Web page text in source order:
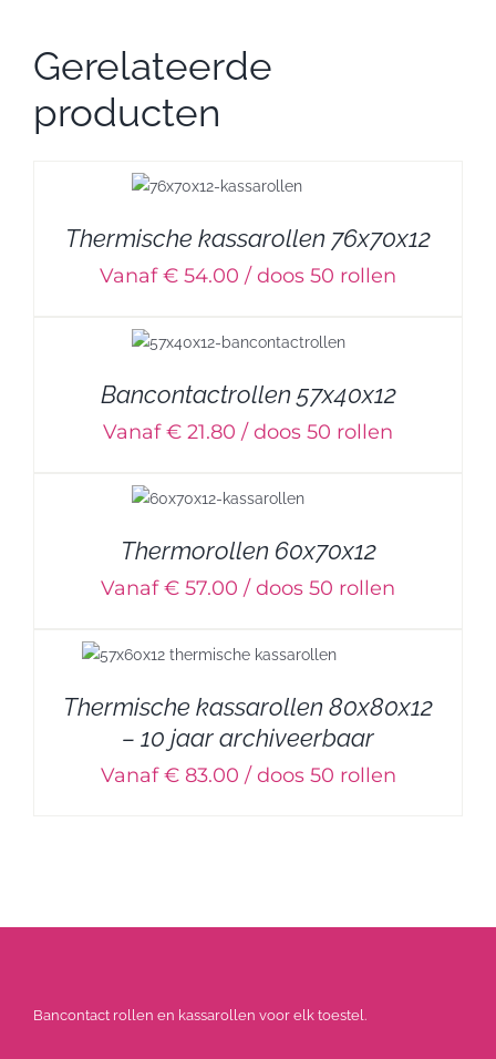
Gerelateerde
producten
Thermische kassarollen 76x70x12
Vanaf € 54.00 / doos 50 rollen
Bancontactrollen 57x40x12
Vanaf € 21.80 / doos 50 rollen
Thermorollen 60x70x12
Vanaf € 57.00 / doos 50 rollen
Thermische kassarollen 80x80x12
– 10 jaar archiveerbaar
Vanaf € 83.00 / doos 50 rollen
Bancontact rollen en kassarollen voor elk toestel.